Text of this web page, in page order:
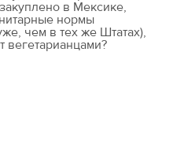
в Мексике,
нормы
чем в тех же Штатах),
вегетарианцами?